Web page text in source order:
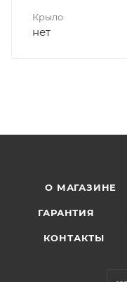
Крыло
нет
О МАГАЗИНЕ
ГАРАНТИЯ
КОНТАКТЫ